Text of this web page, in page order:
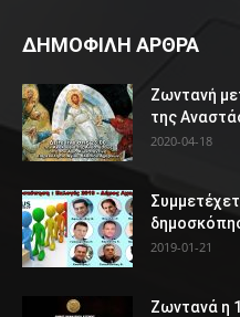
ΔΗΜΟΦΙΛΗ ΑΡΘΡΑ
Ζωντανή
της
2020-04-18
2019-01-21
Ζωντανά η